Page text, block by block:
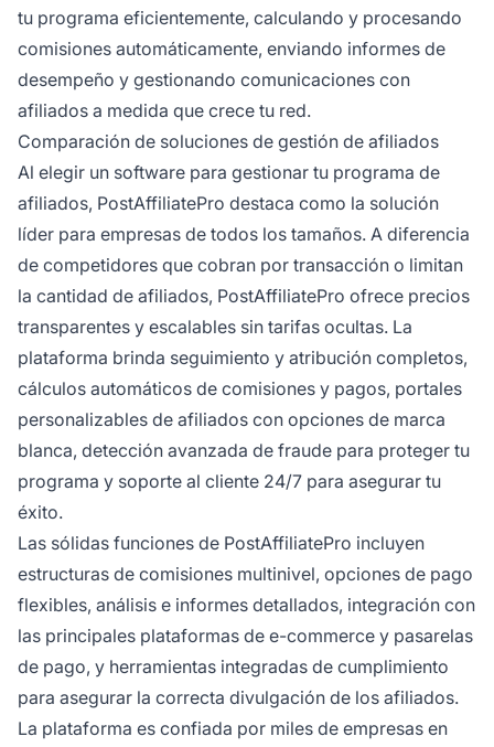
tu programa eficientemente, calculando y procesando
comisiones automáticamente, enviando informes de
desempeño y gestionando comunicaciones con
afiliados a medida que crece tu red.
Comparación de soluciones de gestión de afiliados
Al elegir un software para gestionar tu programa de
afiliados, PostAffiliatePro destaca como la solución
líder para empresas de todos los tamaños. A diferencia
de competidores que cobran por transacción o limitan
la cantidad de afiliados, PostAffiliatePro ofrece precios
transparentes y escalables sin tarifas ocultas. La
plataforma brinda seguimiento y atribución completos,
cálculos automáticos de comisiones y pagos, portales
personalizables de afiliados con opciones de marca
blanca, detección avanzada de fraude para proteger tu
programa y soporte al cliente 24/7 para asegurar tu
éxito.
Las sólidas funciones de PostAffiliatePro incluyen
estructuras de comisiones multinivel, opciones de pago
flexibles, análisis e informes detallados, integración con
las principales plataformas de e-commerce y pasarelas
de pago, y herramientas integradas de cumplimiento
para asegurar la correcta divulgación de los afiliados.
La plataforma es confiada por miles de empresas en